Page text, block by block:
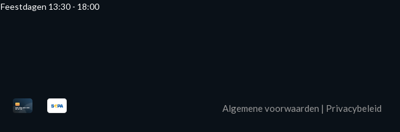
Feestdagen 13:30 - 18:00
Algemene voorwaarden | Privacybeleid